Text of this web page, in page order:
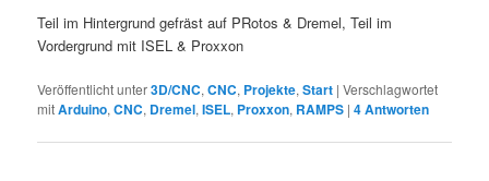
Teil im Hintergrund gefräst auf PRotos & Dremel, Teil im
Vordergrund mit ISEL & Proxxon
Veröffentlicht unter3D/CNC,CNC, Projekte,Start |Verschlagwortet
mitArduino,CNC, Dremel,ISEL, Proxxon, RAMPS |4Antworten